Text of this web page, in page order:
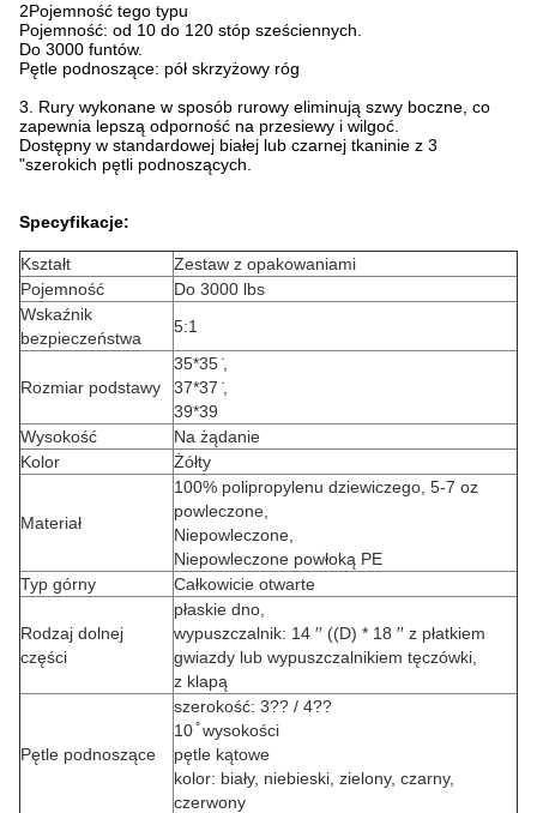
2Pojemność tego typu
Pojemność: od 10 do 120 stóp sześciennych.
Do 3000 funtów.
Pętle podnoszące: pół skrzyżowy róg
3. Rury wykonane w sposób rurowy eliminują szwy boczne, co
zapewnia lepszą odporność na przesiewy i wilgoć.
Dostępny w standardowej białej lub czarnej tkaninie z 3
"szerokich pętli podnoszących.
Specyfikacje:
Kształt
Zestaw z opakowaniami
Pojemność
Do 3000 lbs
Wskaźnik
bezpieczeństwa
5:1
Rozmiar podstawy
35*35 ̇,
37*37 ̇,
39*39
Wysokość
Na żądanie
Kolor
Żółty
Materiał
100% polipropylenu dziewiczego, 5-7 oz
powleczone,
Niepowleczone,
Niepowleczone powłoką PE
Typ górny
Całkowicie otwarte
Rodzaj dolnej
części
płaskie dno,
wypuszczalnik: 14 ′′ ((D) * 18 ′′ z płatkiem
gwiazdy lub wypuszczalnikiem tęczówki,
z klapą
Pętle podnoszące
szerokość: 3?? / 4??
10 ̊ wysokości
pętle kątowe
kolor: biały, niebieski, zielony, czarny,
czerwony